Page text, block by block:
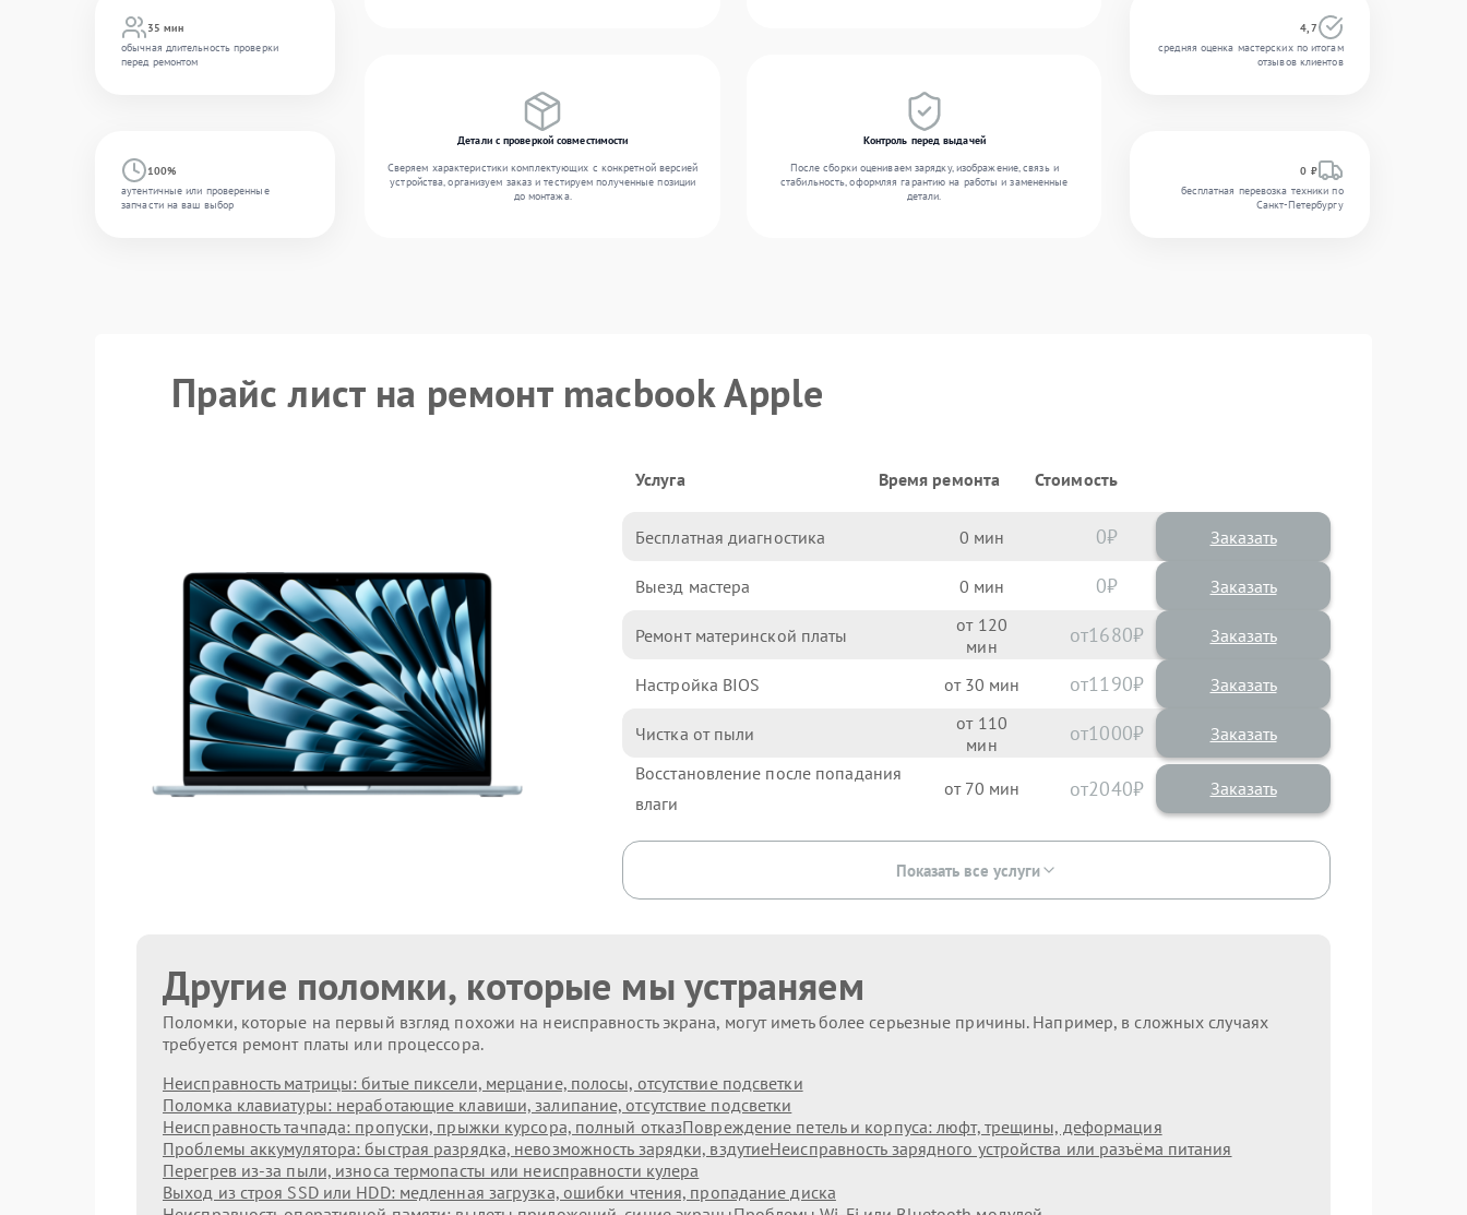
35 мин
обычная длительность проверки
перед ремонтом
100%
аутентичные или проверенные
запчасти на ваш выбор
Детали с проверкой совместимости
Сверяем характеристики комплектующих с конкретной версией
устройства, организуем заказ и тестируем полученные позиции
до монтажа.
Контроль перед выдачей
После сборки оцениваем зарядку, изображение, связь и
стабильность, оформляя гарантию на работы и замененные
детали.
4,7
средняя оценка мастерских по итогам
отзывов клиентов
0 ₽
бесплатная перевозка техники по
Санкт-Петербургу
Прайс лист на ремонт macbook Apple
Услуга Время ремонта Стоимость
Бесплатная диагностика 0 0 Заказать
Выезд мастера 0 0 Заказать
Ремонт материнской платы 120 1680
Настройка BIOS 30 1190
Чистка от пыли 110 1000
Восстановление после попадания
влаги
70 2040
Показать все услуги
Другие поломки, которые мы устраняем
Поломки, которые на первый взгляд похожи на неисправность экрана, могут иметь более серьезные причины. Например, в сложных случаях
требуется ремонт платы или процессора.
Неисправность матрицы: битые пиксели, мерцание, полосы, отсутствие подсветки
Поломка клавиатуры: неработающие клавиши, залипание, отсутствие подсветки
Неисправность тачпада: пропуски, прыжки курсора, полный отказПовреждение петель и корпуса: люфт, трещины, деформация
Проблемы аккумулятора: быстрая разрядка, невозможность зарядки, вздутиеНеисправность зарядного устройства или разъёма питания
Перегрев из‑за пыли, износа термопасты или неисправности кулера
Выход из строя SSD или HDD: медленная загрузка, ошибки чтения, пропадание диска